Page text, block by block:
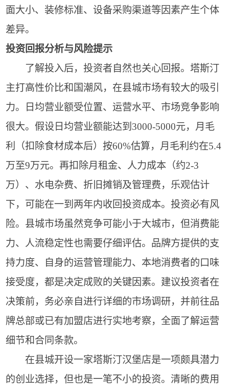
面大小、装修标准、设备采购渠道等因素产生个体
差异。
投资回报分析与风险提示
了解投入后，投资者自然也关心回报。塔斯汀
主打高性价比和国潮风，在县城市场有较大的吸引
力。日均营业额受位置、运营水平、市场竞争影响
很大。假设日均营业额能达到3000-5000元，月毛
利（扣除食材成本后）按60%估算，月毛利约在5.4
万至9万元。再扣除月租金、人力成本（约2-3
万）、水电杂费、折旧摊销及管理费，乐观估计
下，可能在一到两年内收回投资成本。投资必有风
险。县城市场虽然竞争可能小于大城市，但消费能
力、人流稳定性也需要仔细评估。品牌方提供的支
持力度、自身的运营管理能力、本地消费者的口味
接受度，都是决定成败的关键因素。建议投资者在
决策前，务必亲自进行详细的市场调研，并前往品
牌总部或已有加盟店进行实地考察，全面了解运营
细节和合同条款。
在县城开设一家塔斯汀汉堡店是一项颇具潜力
的创业选择，但也是一笔不小的投资。清晰的费用